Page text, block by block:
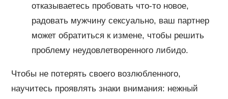
отказываетесь пробовать что-то новое,
радовать мужчину сексуально, ваш партнер
может обратиться к измене, чтобы решить
проблему неудовлетворенного либидо.
Чтобы не потерять своего возлюбленного,
научитесь проявлять знаки внимания: нежный